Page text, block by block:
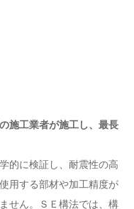
工業者が施工し、最長
的に検証し、耐震性の高
用する部材や加工精度が
せん。ＳＥ構法では、構